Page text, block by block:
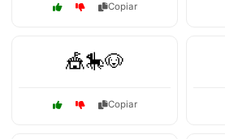
Copiar
🎪🎠🐶
Copiar